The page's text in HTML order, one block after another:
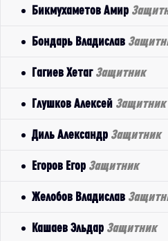
Бикмухаметов Амир
Бондарь Владислав
Гагиев Хетаг Защитник
Глушков Алексей Защитник
Диль Александр Защитник
Егоров Егор Защитник
Желобов Владислав
Кашаев Эльдар Защитник